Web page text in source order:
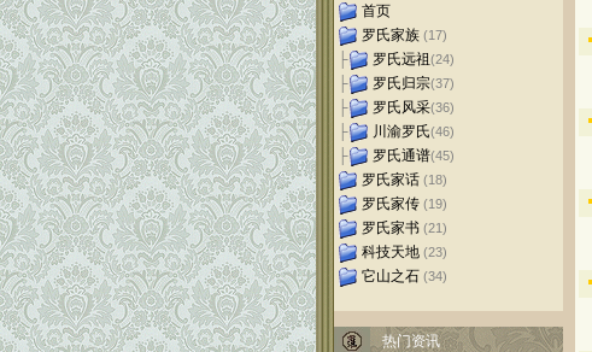
首页
罗氏家族 (17)
├ 罗氏远祖(24)
├ 罗氏归宗(37)
├ 罗氏风采(36)
├ 川渝罗氏(46)
├ 罗氏通谱(45)
罗氏家话 (18)
罗氏家传 (19)
罗氏家书 (21)
科技天地 (23)
它山之石 (34)
热门资讯